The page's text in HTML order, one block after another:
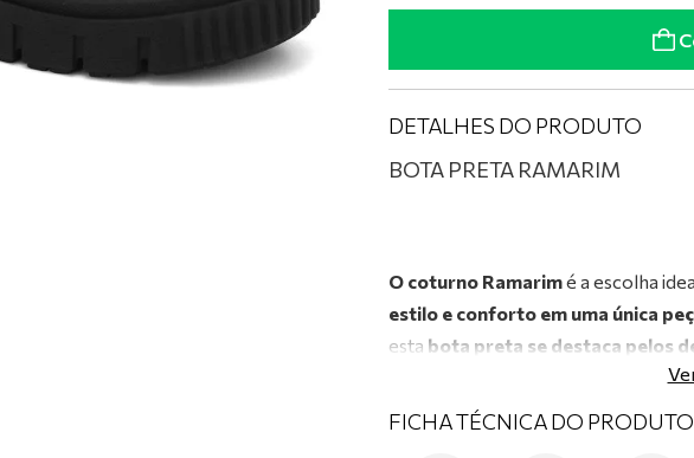
DETALHES DO PRODUTO
BOTA PRETA RAMARIM
O coturno Ramarimé a escolha
estilo e conforto em uma única
esta bota preta se destaca pelos
adicionam um toque de
com material de alta qualidade ,
FICHA TÉCNICA DO PRODUTO